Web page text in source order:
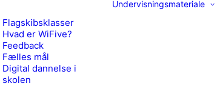
Flagskibsklasser
Hvad er WiFive?
Feedback
Fælles mål
Digital dannelse i
skolen
Undervisningsmateriale